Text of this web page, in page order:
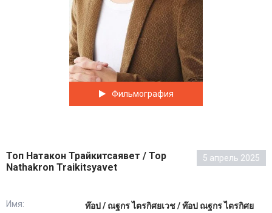
Фильмография
Топ Натакон Трайкитсаявет / Top
Nathakron Traikitsyavet
5 апрель 2025
Имя:
ท๊อป / ณฐกร ไตรกิศยเวช / ท๊อป ณฐกร ไตรกิศย